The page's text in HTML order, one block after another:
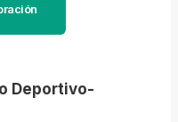
Deportivo-